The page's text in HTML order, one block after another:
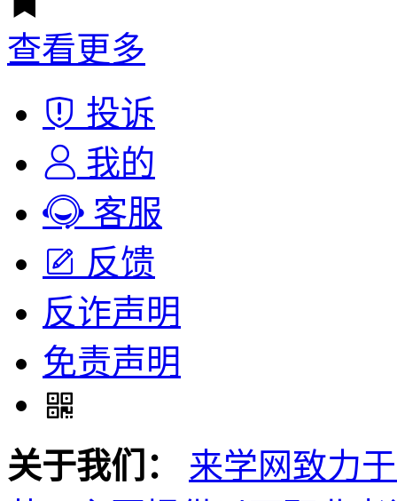
查看更多
投诉
我的
客服
反馈
反诈声明
免责声明
关于我们：
来学网致力